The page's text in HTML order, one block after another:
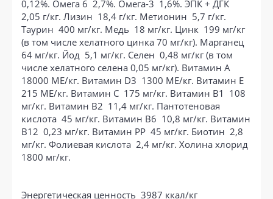
0,12%. Омега 6 2,7%. Омега-3 1,6%. ЭПК + ДГК
2,05 г/кг. Лизин 18,4 г/кг. Метионин 5,7 г/кг.
Таурин 400 мг/кг. Медь 18 мг/кг. Цинк 199 мг/кг
(в том числе хелатного цинка 70 мг/кг). Марганец
64 мг/кг. Йод 5,1 мг/кг. Селен 0,48 мг/кг (в том
числе хелатного селена 0,05 мг/кг). Витамин А
18000 МЕ/кг. Витамин D3 1300 МЕ/кг. Витамин Е
215 МЕ/кг. Витамин С 175 мг/кг. Витамин В1 108
мг/кг. Витамин В2 11,4 мг/кг. Пантотеновая
кислота 45 мг/кг. Витамин В6 10,8 мг/кг. Витамин
В12 0,23 мг/кг. Витамин РР 45 мг/кг. Биотин 2,8
мг/кг. Фолиевая кислота 2,4 мг/кг. Холина хлорид
1800 мг/кг.
Энергетическая ценность 3987 ккал/кг